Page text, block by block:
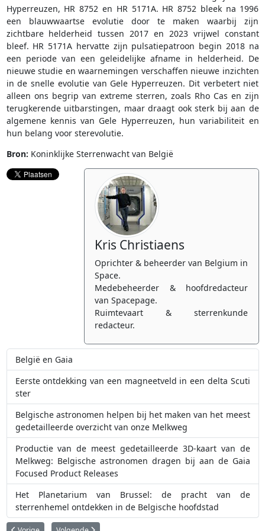
Hyperreuzen, HR 8752 en HR 5171A. HR 8752 bleek na 1996
een blauwwaartse evolutie door te maken waarbij zijn
zichtbare helderheid tussen 2017 en 2023 vrijwel constant
bleef. HR 5171A hervatte zijn pulsatiepatroon begin 2018 na
een periode van een geleidelijke afname in helderheid. De
nieuwe studie en waarnemingen verschaffen nieuwe inzichten
in de snelle evolutie van Gele Hyperreuzen. Dit verbetert niet
alleen ons begrip van extreme sterren, zoals Rho Cas en zijn
terugkerende uitbarstingen, maar draagt ook sterk bij aan de
algemene kennis van Gele Hyperreuzen, hun variabiliteit en
hun belang voor sterevolutie.
Bron: Koninklijke Sterrenwacht van België
Kris Christiaens
Oprichter & beheerder van Belgium in
Space.
Medebeheerder & hoofdredacteur
van Spacepage.
Ruimtevaart & sterrenkunde
redacteur.
België en Gaia
Eerste ontdekking van een magneetveld in een delta Scuti
ster
Belgische astronomen helpen bij het maken van het meest
gedetailleerde overzicht van onze Melkweg
Productie van de meest gedetailleerde 3D-kaart van de
Melkweg: Belgische astronomen dragen bij aan de Gaia
Focused Product Releases
Het Planetarium van Brussel: de pracht van de
sterrenhemel ontdekken in de Belgische hoofdstad